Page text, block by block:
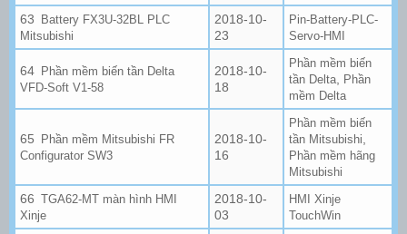
Battery FX3U-32BL PLC
Mitsubishi
2018-10-
23
Pin-Battery-PLC-
Servo-HMI
Phần mềm biến tần Delta
VFD-Soft V1-58
2018-10-
18
Phần mềm biến
tần Delta
Phần
mềm Delta
Phần mềm Mitsubishi FR
Configurator SW3
2018-10-
16
Phần mềm biến
tần Mitsubishi
Phần mềm hãng
Mitsubishi
TGA62-MT màn hình HMI
Xinje
2018-10-
03
HMI Xinje
TouchWin